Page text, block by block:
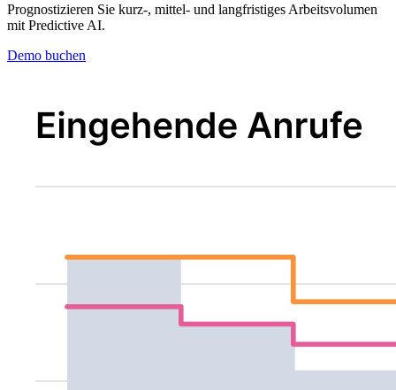
Prognostizieren Sie kurz-, mittel- und langfristiges Arbeitsvolumen
mit Predictive AI.
Demo buchen